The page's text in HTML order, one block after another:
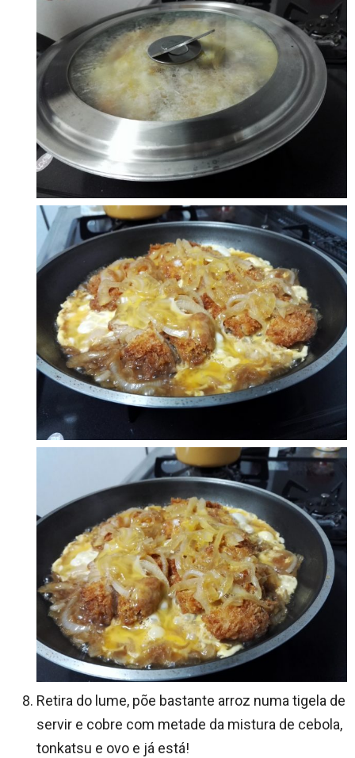
Retira do lume, põe bastante arroz numa tigela de
servir e cobre com metade da mistura de cebola,
tonkatsu e ovo e já está!